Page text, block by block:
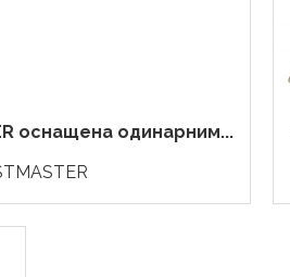
оснащена одинарним...